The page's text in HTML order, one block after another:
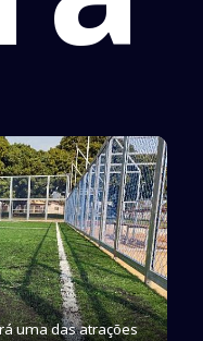
uma das atrações